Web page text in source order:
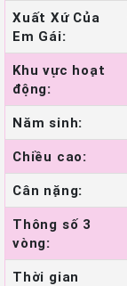
Xuất Xứ Của
Em Gái:
Khu vực hoạt
động:
Năm sinh:
Chiều cao:
Cân nặng:
Thông số 3
vòng:
Thời gian